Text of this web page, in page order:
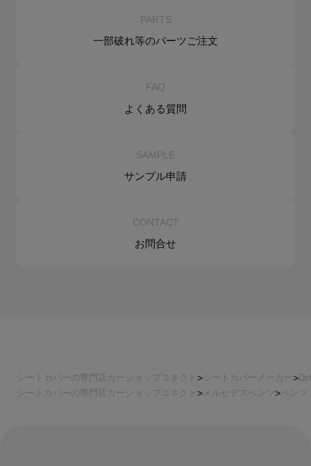
PARTS
一部破れ等のパーツご注文
FAQ
よくある質問
SAMPLE
サンプル申請
CONTACT
お問合せ
シートカバーの専門店カーショップコネクト シートカバーメーカー
シートカバーの専門店カーショップコネクト
メルセデスベンツ ベンツ